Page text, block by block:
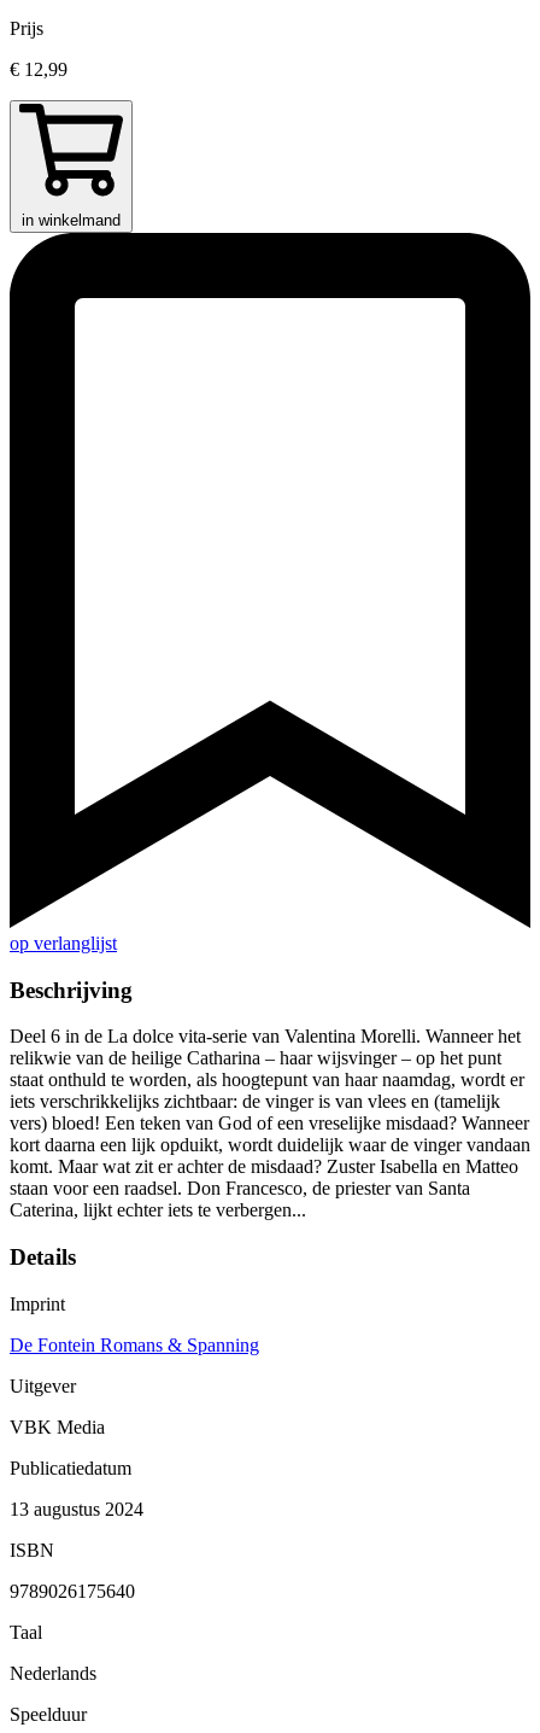
Prijs
€ 12,99
in winkelmand
op verlanglijst
Beschrijving
Deel 6 in de La dolce vita-serie van Valentina Morelli. Wanneer het
relikwie van de heilige Catharina – haar wijsvinger – op het punt
staat onthuld te worden, als hoogtepunt van haar naamdag, wordt er
iets verschrikkelijks zichtbaar: de vinger is van vlees en (tamelijk
vers) bloed! Een teken van God of een vreselijke misdaad? Wanneer
kort daarna een lijk opduikt, wordt duidelijk waar de vinger vandaan
komt. Maar wat zit er achter de misdaad? Zuster Isabella en Matteo
staan voor een raadsel. Don Francesco, de priester van Santa
Caterina, lijkt echter iets te verbergen...
Details
Imprint
De Fontein Romans & Spanning
Uitgever
VBK Media
Publicatiedatum
13 augustus 2024
ISBN
9789026175640
Taal
Nederlands
Speelduur